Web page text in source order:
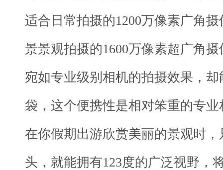
适合日常拍摄的1200万像素广角
景景观拍摄的1600万像素超广角
宛如专业级别相机的拍摄效果，
袋，这个便携性是相对笨重的专
在你假期出游欣赏美丽的景观时
头，就能拥有123度的广泛视野，